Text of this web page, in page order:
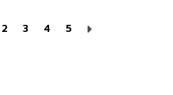
2 3 4 5